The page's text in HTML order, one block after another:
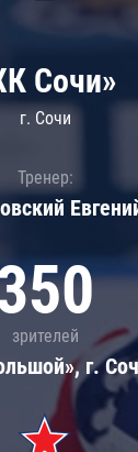
Сочи»
г. Сочи
Тренер:
зрителей
г.